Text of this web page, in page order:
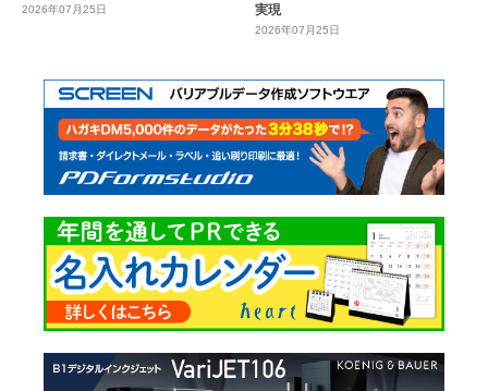
2026年07月25日
実現
2026年07月25日